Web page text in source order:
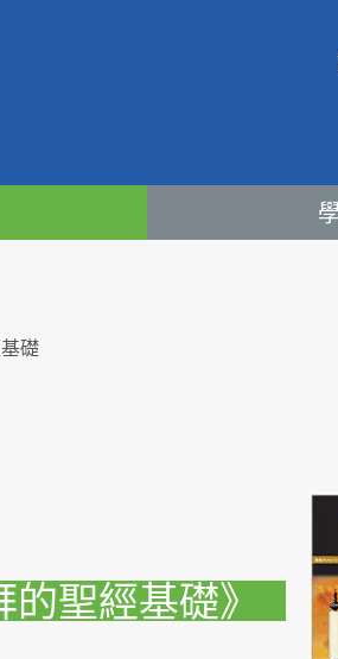
礎
聖經基礎》